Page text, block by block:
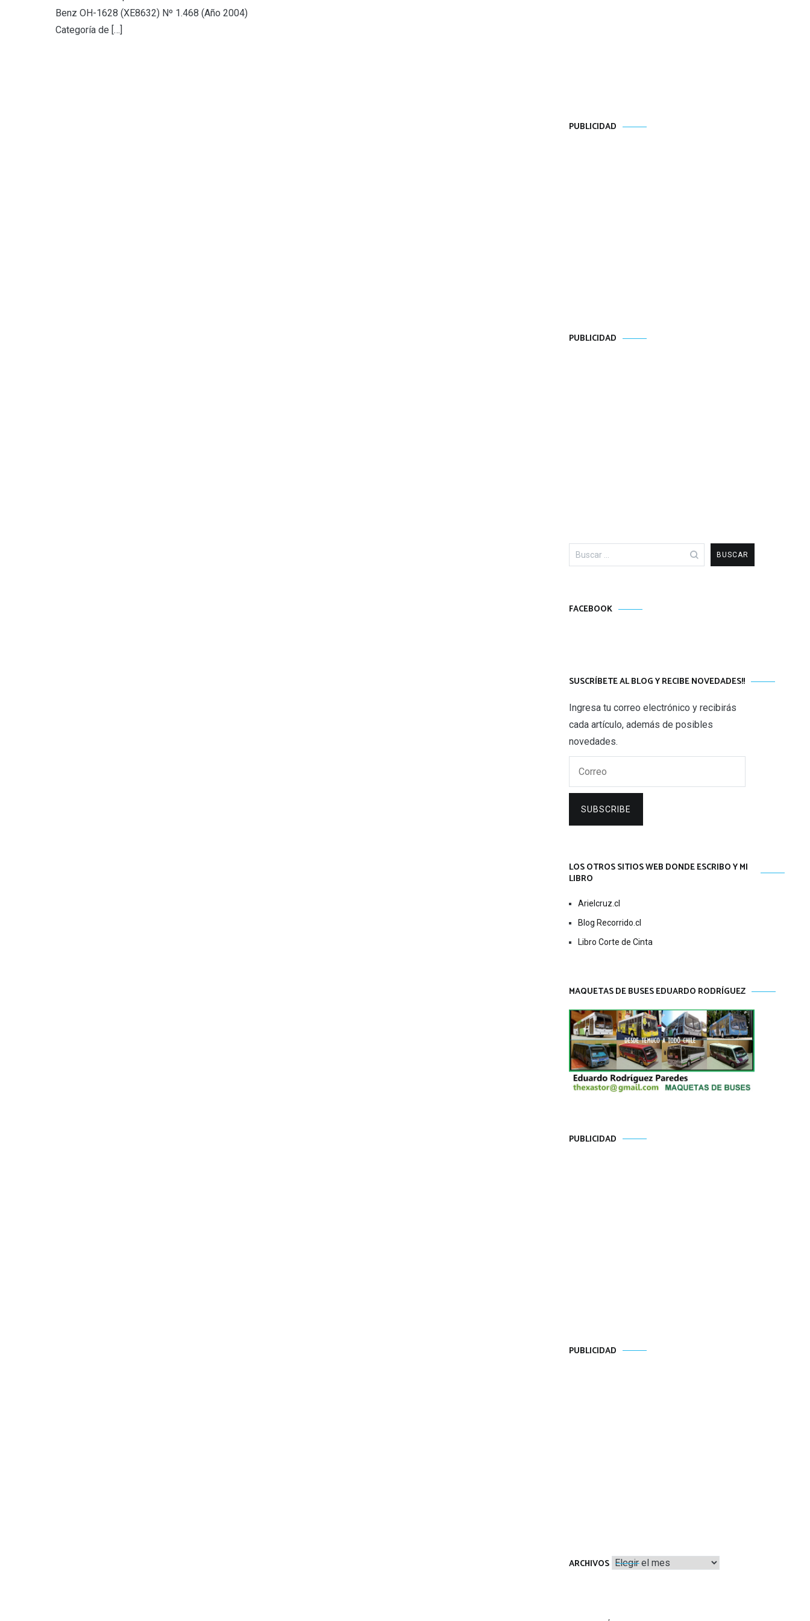
Benz OH-1628 (XE8632) Nº 1.468 (Año 2004)
Categoría de […]
PUBLICIDAD
PUBLICIDAD
Buscar:
FACEBOOK
SUSCRÍBETE AL BLOG Y RECIBE NOVEDADES!!
Ingresa tu correo electrónico y recibirás
cada artículo, además de posibles
novedades.
SUBSCRIBE
LOS OTROS SITIOS WEB DONDE ESCRIBO Y MI
LIBRO
Arielcruz.cl
Blog Recorrido.cl
Libro Corte de Cinta
MAQUETAS DE BUSES EDUARDO RODRÍGUEZ
PUBLICIDAD
PUBLICIDAD
ARCHIVOS Archivos